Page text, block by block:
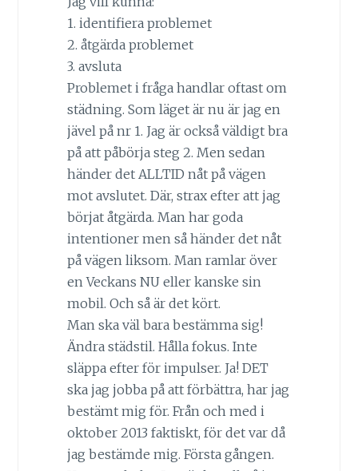
1. identifiera problemet
2. åtgärda problemet
3. avsluta
Problemet i fråga handlar oftast om
städning. Som läget är nu är jag en
jävel på nr 1. Jag är också väldigt bra
på att påbörja steg 2. Men sedan
händer det ALLTID nåt på vägen
mot avslutet. Där, strax efter att jag
börjat åtgärda. Man har goda
intentioner men så händer det nåt
på vägen liksom. Man ramlar över
en Veckans NU eller kanske sin
mobil. Och så är det kört.
Man ska väl bara bestämma sig!
Ändra städstil. Hålla fokus. Inte
släppa efter för impulser. Ja! DET
ska jag jobba på att förbättra, har jag
bestämt mig för. Från och med i
oktober 2013 faktiskt, för det var då
jag bestämde mig. Första gången.